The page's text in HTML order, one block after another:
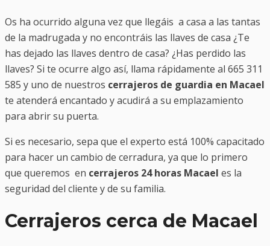
Os ha ocurrido alguna vez que llegáis a casa a las tantas
de la madrugada y no encontráis las llaves de casa ¿Te
has dejado las llaves dentro de casa? ¿Has perdido las
llaves? Si te ocurre algo así, llama rápidamente al 665 311
585 y uno de nuestros cerrajeros de guardia en Macael
te atenderá encantado y acudirá a su emplazamiento
para abrir su puerta.
Si es necesario, sepa que el experto está 100% capacitado
para hacer un cambio de cerradura, ya que lo primero
que queremos en cerrajeros 24 horas Macael es la
seguridad del cliente y de su familia.
Cerrajeros cerca de Macael